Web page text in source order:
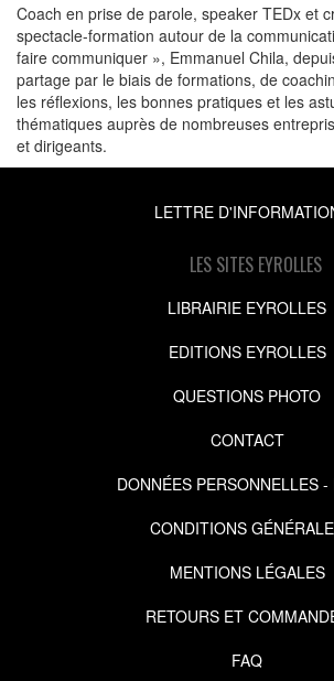
Coach en prise de parole, speaker TEDx et
spectacle-formation autour de la
faire communiquer », Emmanuel Chila,
partage par le biais de formations, de
les réflexions, les bonnes pratiques et les
thématiques auprès de nombreuses
et dirigeants.
LETTRE
LES SITES EYROLLES
LIBRAIRIE EYROLLES
EDITIONS EYROLLES
QUESTIONS PHOTO
CONTACT
DONNÉES PERSONNELLES -
CONDITIONS
MENTIONS LÉGALES
RETOURS ET
FAQ